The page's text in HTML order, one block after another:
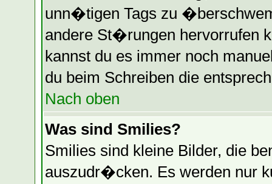
unn�tigen Tags zu
andere St�rungen hervorrufen
kannst du es immer noch
du beim Schreiben die
Nach oben
Was sind Smilies?
Smilies sind kleine Bilder, die
auszudr�cken. Es werden nur